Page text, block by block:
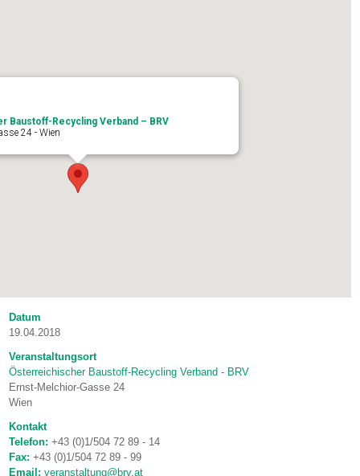
Baustoff-Recycling Verband – BRV
24 - Wien
Datum
19.04.2018
Veranstaltungsort
Österreichischer Baustoff-Recycling Verband - BRV
Ernst-Melchior-Gasse 24
Wien
Kontakt
Telefon:+43 (0)1/504 72 89 - 14
Fax:+43 (0)1/504 72 89 - 99
Email: veranstaltung@brv.at